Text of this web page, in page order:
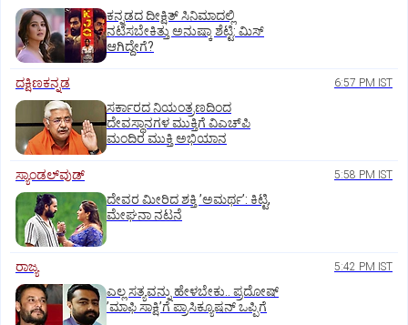
ಕನ್ನಡದ ದೀಕ್ಷಿತ್‌ ಸಿನಿಮಾದಲ್ಲಿ
ನಟಿಸಬೇಕಿತ್ತು ಅನುಷ್ಕಾ ಶೆಟ್ಟಿ: ಮಿಸ್‌
ಆಗಿದ್ದೇಗೆ?
ದಕ್ಷಿಣಕನ್ನಡ 6:57 PM IST
ಸರ್ಕಾರದ ನಿಯಂತ್ರಣದಿಂದ
ದೇವಸ್ಥಾನಗಳ ಮುಕ್ತಿಗೆ ವಿಎಚ್‌ಪಿ
ಮಂದಿರ ಮುಕ್ತಿ ಅಭಿಯಾನ
ಸ್ಯಾಂಡಲ್‌ವುಡ್‌ 5:58 PM IST
ದೇವರ ಮೀರಿದ ಶಕ್ತಿ ʼಅಮರ್ಥʼ: ಕಿಟ್ಟಿ,
ಮೇಘನಾ ನಟನೆ
ರಾಜ್ಯ 5:42 PM IST
ಎಲ್ಲ ಸತ್ಯವನ್ನು ಹೇಳಬೇಕು.. ಪ್ರದೋಷ್‌
ʼಮಾಫಿ ಸಾಕ್ಷಿʼಗೆ ಪ್ರಾಸಿಕ್ಯೂಷನ್ ಒಪ್ಪಿಗೆ